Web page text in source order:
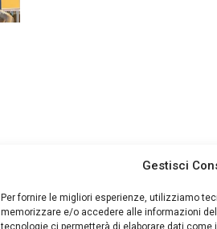
Gestisci
Per fornire le migliori esperienze, utilizziamo
memorizzare e/o accedere alle informazioni
tecnologie ci permetterà di elaborare dati come